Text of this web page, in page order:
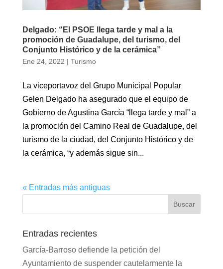
Delgado: “El PSOE llega tarde y mal a la
promoción de Guadalupe, del turismo, del
Conjunto Histórico y de la cerámica”
Ene 24, 2022 | Turismo
La viceportavoz del Grupo Municipal Popular
Gelen Delgado ha asegurado que el equipo de
Gobierno de Agustina García “llega tarde y mal” a
la promoción del Camino Real de Guadalupe, del
turismo de la ciudad, del Conjunto Histórico y de
la cerámica, “y además sigue sin...
« Entradas más antiguas
Entradas recientes
García-Barroso defiende la petición del
Ayuntamiento de suspender cautelarmente la